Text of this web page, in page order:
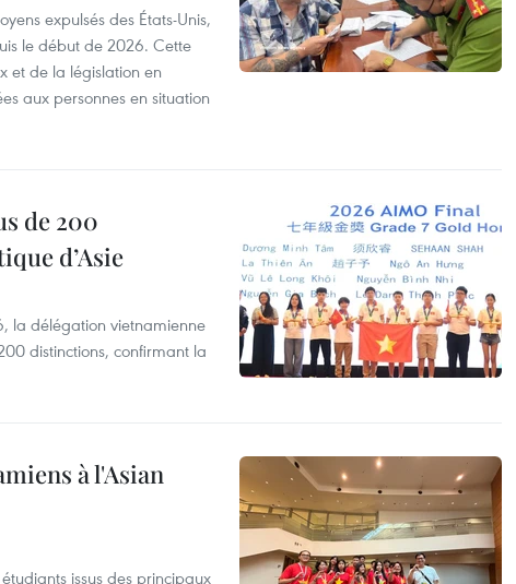
expulsés des États-Unis,
le début de 2026. Cette
et de la législation en
aux personnes en situation
de 200
d’Asie
la délégation vietnamienne
distinctions, confirmant la
à l'Asian
issus des principaux